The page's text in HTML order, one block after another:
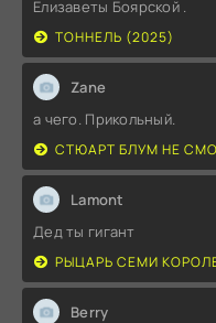
Елизаветы Боярской .
ТОННЕЛЬ (2025)
Zane
а чего. Прикольный.
СТЮАРТ БЛУМ НЕ
Lamont
Дед ты гигант
РЫЦАРЬ СЕМИ
Berry